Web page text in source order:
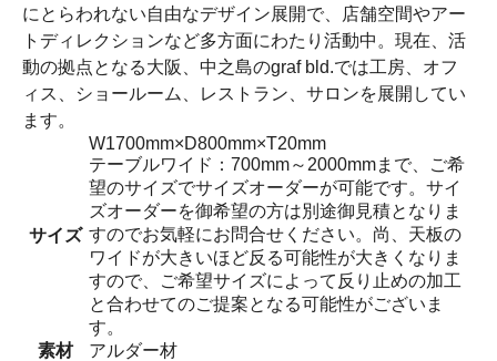
にとらわれない自由なデザイン展開で、店舗空間やアー
トディレクションなど多方面にわたり活動中。現在、活
動の拠点となる大阪、中之島のgraf bld.では工房、オフ
ィス、ショールーム、レストラン、サロンを展開してい
ます。
サイズ
W1700mm×D800mm×T20mm
テーブルワイド：700mm～2000mmまで、ご希
望のサイズでサイズオーダーが可能です。サイ
ズオーダーを御希望の方は別途御見積となりま
すのでお気軽にお問合せください。尚、天板の
ワイドが大きいほど反る可能性が大きくなりま
すので、ご希望サイズによって反り止めの加工
と合わせてのご提案となる可能性がございま
す。
素材
アルダー材